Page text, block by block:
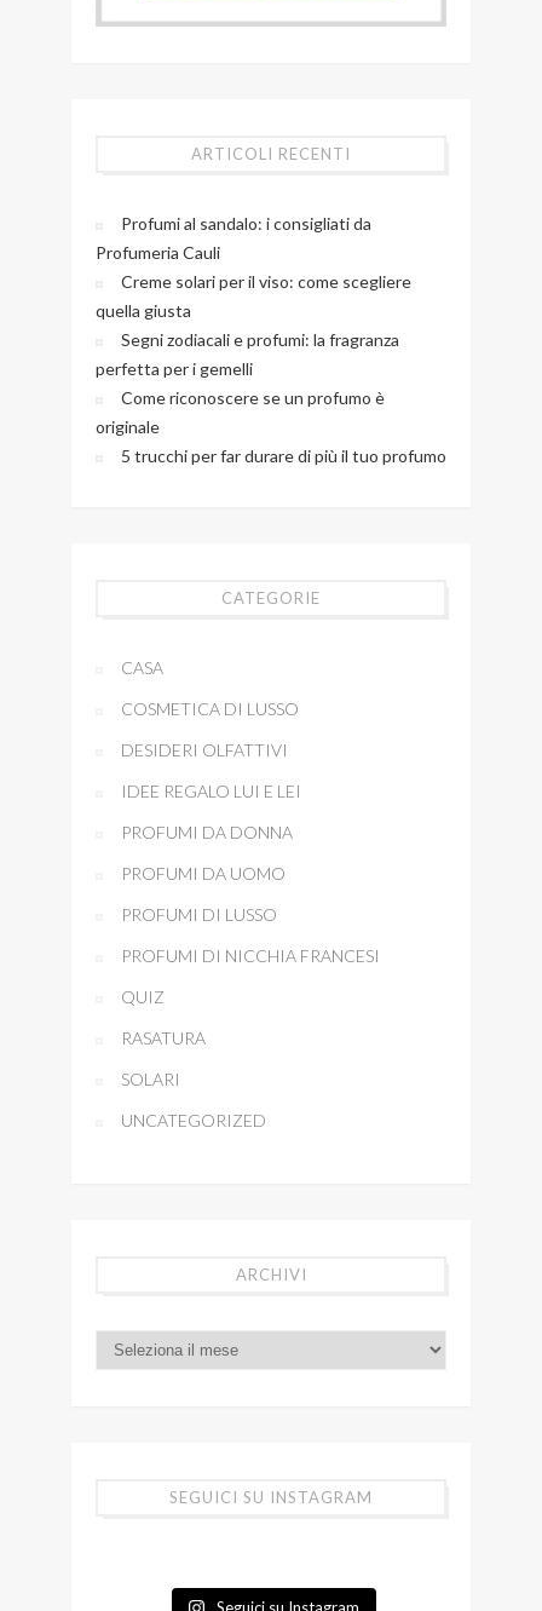
ARTICOLI RECENTI
Profumi al sandalo: i consigliati da
Profumeria Cauli
Creme solari per il viso: come scegliere
quella giusta
Segni zodiacali e profumi: la fragranza
perfetta per i gemelli
Come riconoscere se un profumo è
originale
5 trucchi per far durare di più il tuo profumo
CATEGORIE
CASA
COSMETICA DI LUSSO
DESIDERI OLFATTIVI
IDEE REGALO LUI E LEI
PROFUMI DA DONNA
PROFUMI DA UOMO
PROFUMI DI LUSSO
PROFUMI DI NICCHIA FRANCESI
QUIZ
RASATURA
SOLARI
UNCATEGORIZED
ARCHIVI
SEGUICI SU INSTAGRAM